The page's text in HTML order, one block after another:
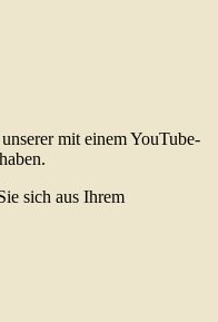
mit einem YouTube-
sich aus Ihrem